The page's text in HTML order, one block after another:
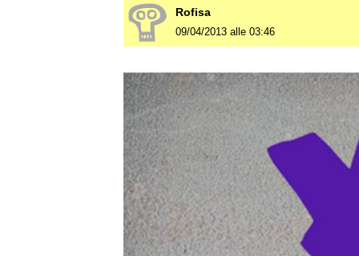
Rofisa
09/04/2013 alle 03:46